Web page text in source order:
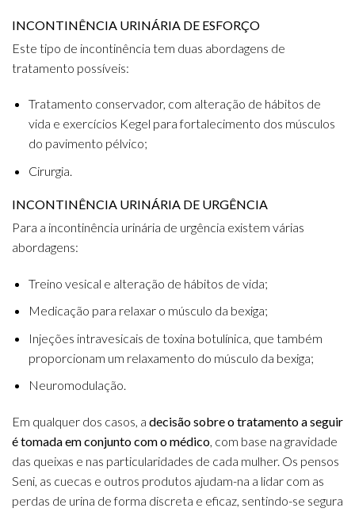
INCONTINÊNCIA URINÁRIA DE ESFORÇO
Este tipo de incontinência tem duas abordagens de
tratamento possíveis:
Tratamento conservador, com alteração de hábitos de
vida e exercícios Kegel para fortalecimento dos músculos
do pavimento pélvico;
Cirurgia.
INCONTINÊNCIA URINÁRIA DE URGÊNCIA
Para a incontinência urinária de urgência existem várias
abordagens:
Treino vesical e alteração de hábitos de vida;
Medicação para relaxar o músculo da bexiga;
Injeções intravesicais de toxina botulínica, que também
proporcionam um relaxamento do músculo da bexiga;
Neuromodulação.
Em qualquer dos casos, a decisão sobre o tratamento a seguir
é tomada em conjunto com o médico, com base na gravidade
das queixas e nas particularidades de cada mulher. Os pensos
Seni, as cuecas e outros produtos ajudam-na a lidar com as
perdas de urina de forma discreta e eficaz, sentindo-se segura